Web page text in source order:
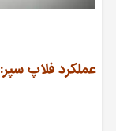
عملکرد فلاپ سپر: